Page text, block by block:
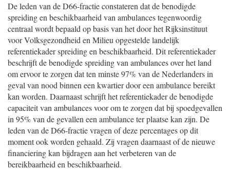
De leden van de D66-fractie constateren dat de benodigde
spreiding en beschikbaarheid van ambulances tegenwoordig
centraal wordt bepaald op basis van het door het Rijksinstituut
voor Volksgezondheid en Milieu opgestelde landelijk
referentiekader spreiding en beschikbaarheid. Dit referentiekader
beschrijft de benodigde spreiding van ambulances over het land
om ervoor te zorgen dat ten minste 97% van de Nederlanders in
geval van nood binnen een kwartier door een ambulance bereikt
kan worden. Daarnaast schrijft het referentiekader de benodigde
capaciteit van ambulances voor om te zorgen dat bij spoedgevallen
in 95% van de gevallen een ambulance ter plaatse kan zijn. De
leden van de D66-fractie vragen of deze percentages op dit
moment ook worden gehaald. Zij vragen daarnaast of de nieuwe
financiering kan bijdragen aan het verbeteren van de
bereikbaarheid en beschikbaarheid.